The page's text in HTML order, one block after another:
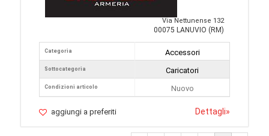
Via Nettunense 132
00075 LANUVIO (RM)
Categoria
Sottocategoria
Condizioni articolo
Accessori
Caricatori
Nuovo
aggiungi a preferiti Dettagli»